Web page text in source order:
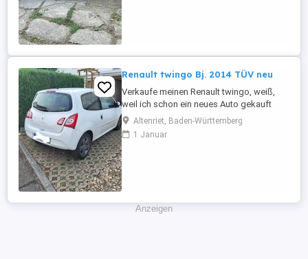
Renault twingo Bj. 2014 TÜV neu
Verkaufe meinen Renault twingo, weiß,
weil ich schon ein neues Auto gekauft
habe und es nicht mehr brauche. Er fährt
tadellos, sehr zuverlässiges Auto, bin sehr
zufrieden, möchte aber nicht zwei Autos
Altenriet, Baden-Württemberg
1 Januar
Anzeigen